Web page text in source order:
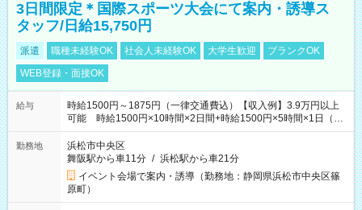
3日間限定＊国際スポーツ大会にて案内・誘導ス
タッフ/日給15,750円
派遣 職種未経験OK 社会人未経験OK 大学生歓迎
ブランクOK
WEB登録・面接OK
給与
時給1500円～1875円（一律交通費込）【収入例】3.9万円以上
可能 時給1500円×10時間×2日間+時給1500円×5時間×1日（実
働8時間を越えた時給：1875円）
勤務地
浜松市中央区
舞阪駅から車11分 / 浜松駅から車21分
イベント会場で案内・誘導（勤務地：静岡県浜松市中央区篠
原町）